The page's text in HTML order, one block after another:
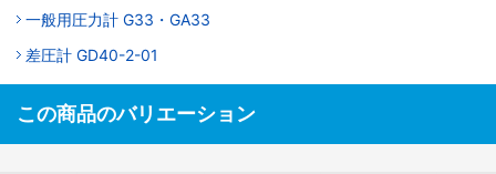
一般用圧力計 G33・GA33
差圧計 GD40-2-01
この商品のバリエーション